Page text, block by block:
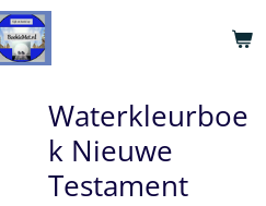
Waterkleurboe
k Nieuwe
Testament